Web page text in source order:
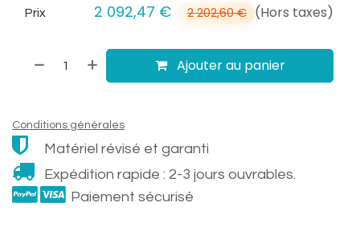
Ajouter au panier
Prix 2 092,47 € 2 202,60€ (Hors taxes)
Conditions générales
Matériel révisé et garanti
Expédition rapide : 2-3 jours ouvrables.
Paiement sécurisé